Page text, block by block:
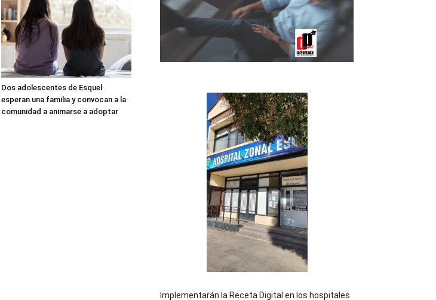
Dos adolescentes de Esquel
esperan una familia y convocan a la
comunidad a animarse a adoptar
Implementarán la Receta Digital en los hospitales